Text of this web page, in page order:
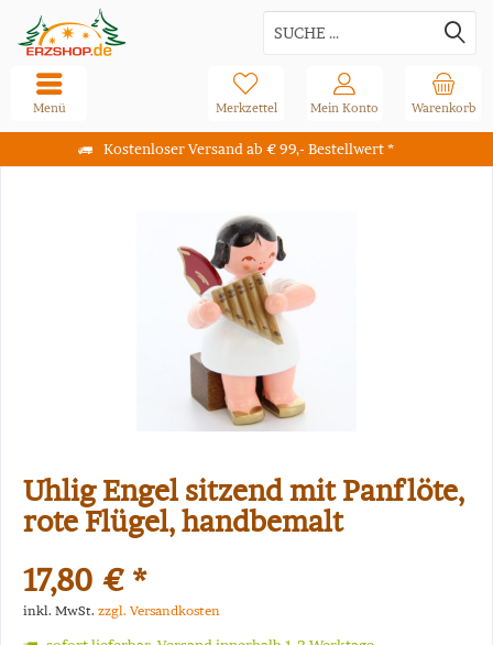
Kostenloser Versand ab € 99,- Bestellwert *
Warenkorb
Merkzettel Mein Konto
Menü
Uhlig Engel sitzend mit Panflöte,
rote Flügel, handbemalt
17,80 € *
inkl. MwSt. zzgl. Versandkosten